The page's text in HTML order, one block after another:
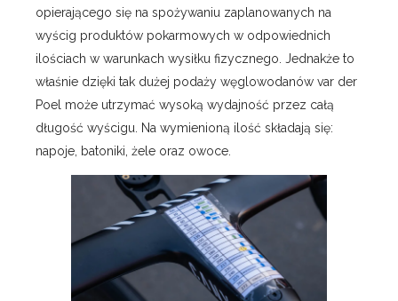
opierającego się na spożywaniu zaplanowanych na
wyścig produktów pokarmowych w odpowiednich
ilościach w warunkach wysiłku fizycznego. Jednakże to
właśnie dzięki tak dużej podaży węglowodanów var der
Poel może utrzymać wysoką wydajność przez całą
długość wyścigu. Na wymienioną ilość składają się:
napoje, batoniki, żele oraz owoce.